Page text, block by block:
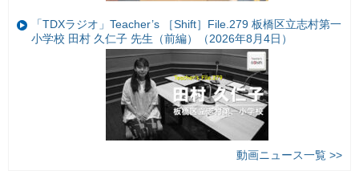
「TDXラジオ」Teacher’s ［Shift］File.279 板橋区立志村第一
小学校 田村 久仁子 先生（前編）（2026年8月4日）
動画ニュース一覧 >>